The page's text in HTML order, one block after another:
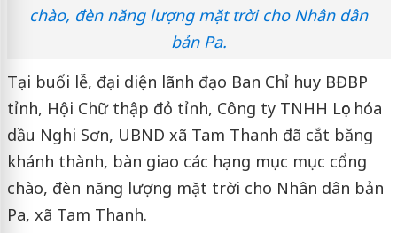
chào, đèn năng lượng mặt trời cho Nhân dân
bản Pa.
Tại buổi lễ, đại diện lãnh đạo Ban Chỉ huy BĐBP
tỉnh, Hội Chữ thập đỏ tỉnh, Công ty TNHH Lọc hóa
dầu Nghi Sơn, UBND xã Tam Thanh đã cắt băng
khánh thành, bàn giao các hạng mục mục cổng
chào, đèn năng lượng mặt trời cho Nhân dân bản
Pa, xã Tam Thanh.